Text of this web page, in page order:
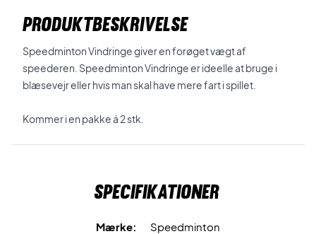
PRODUKTBESKRIVELSE
Speedminton Vindringe giver en forøget vægt af
speederen. Speedminton Vindringe er ideelle at bruge i
blæsevejr eller hvis man skal have mere fart i spillet.
Kommer i en pakke á 2 stk.
Specifikationer
Mærke: Speedminton